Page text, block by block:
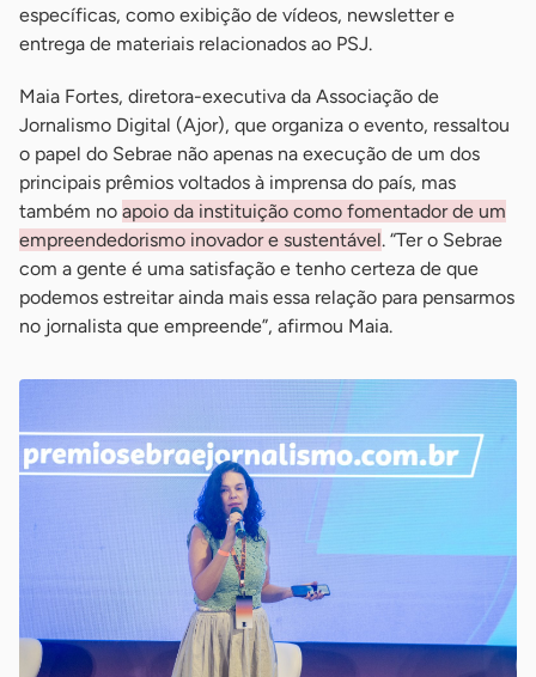
específicas, como exibição de vídeos, newsletter e
entrega de materiais relacionados ao PSJ.
Maia Fortes, diretora-executiva da Associação de
Jornalismo Digital (Ajor), que organiza o evento, ressaltou
o papel do Sebrae não apenas na execução de um dos
principais prêmios voltados à imprensa do país, mas
também no apoio da instituição como fomentador de um
empreendedorismo inovador e sustentável. “Ter o Sebrae
com a gente é uma satisfação e tenho certeza de que
podemos estreitar ainda mais essa relação para pensarmos
no jornalista que empreende”, afirmou Maia.